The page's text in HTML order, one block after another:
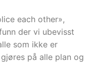
each other»,
der vi ubevisst
som ikke er
på alle plan og